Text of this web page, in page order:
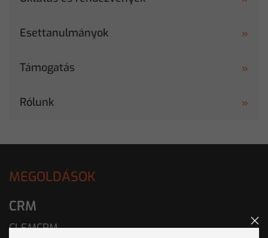
Esettanulmányok
Támogatás
Rólunk
MEGOLDÁSOK
CRM
CLEMCRM